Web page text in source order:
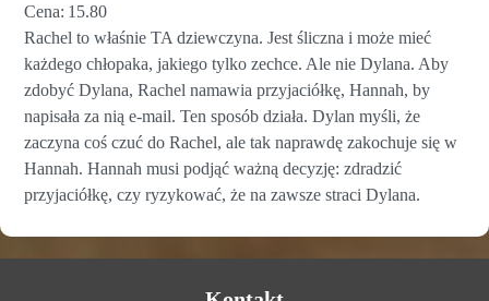
Cena 15.80
Rachel to właśnie TA dziewczyna. Jest śliczna i może mieć
każdego chłopaka, jakiego tylko zechce. Ale nie Dylana. Aby
zdobyć Dylana, Rachel namawia przyjaciółkę, Hannah, by
napisała za nią e-mail. Ten sposób działa. Dylan myśli, że
zaczyna coś czuć do Rachel, ale tak naprawdę zakochuje się w
Hannah. Hannah musi podjąć ważną decyzję: zdradzić
przyjaciółkę, czy ryzykować, że na zawsze straci Dylana.